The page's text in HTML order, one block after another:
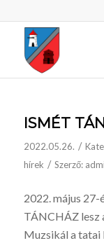
ISMÉT
2022.05.26. /
hírek / Szerző:
2022. május
TÁNCHÁZ lesz
Muzsikál a tatai